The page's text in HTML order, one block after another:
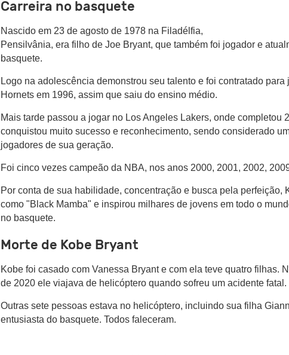
Carreira no basquete
Nascido em 23 de agosto de 1978 na Filadélfia,
Pensilvânia, era filho de Joe Bryant, que também foi jogador e
basquete.
Logo na adolescência demonstrou seu talento e foi contratado para
Hornets em 1996, assim que saiu do ensino médio.
Mais tarde passou a jogar no Los Angeles Lakers, onde completou
conquistou muito sucesso e reconhecimento, sendo considerado
jogadores de sua geração.
Foi cinco vezes campeão da NBA, nos anos 2000, 2001, 2002,
Por conta de sua habilidade, concentração e busca pela perfeição,
como "Black Mamba" e inspirou milhares de jovens em todo o
no basquete.
Morte de Kobe Bryant
Kobe foi casado com Vanessa Bryant e com ela teve quatro filhas.
de 2020 ele viajava de helicóptero quando sofreu um acidente fatal.
Outras sete pessoas estava no helicóptero, incluindo sua filha
entusiasta do basquete. Todos faleceram.